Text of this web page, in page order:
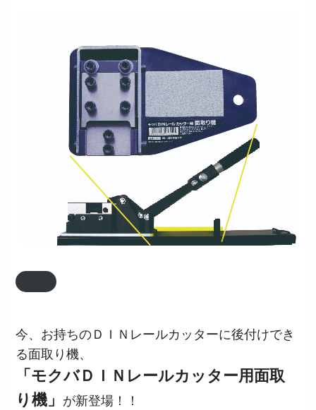
今、お持ちのＤＩＮレールカッターに後付けでき
る面取り機、
「モクバＤＩＮレールカッター用面取
り機」
が新登場！！